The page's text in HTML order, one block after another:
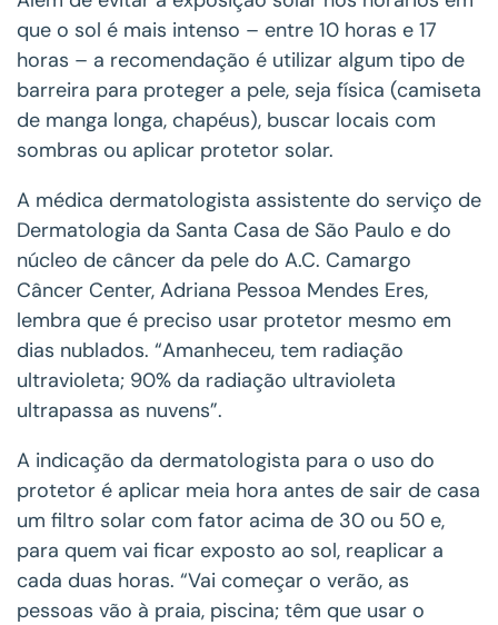
que o sol é mais intenso – entre 10 horas e 17
horas – a recomendação é utilizar algum tipo de
barreira para proteger a pele, seja física (camiseta
de manga longa, chapéus), buscar locais com
sombras ou aplicar protetor solar.
A médica dermatologista assistente do serviço de
Dermatologia da Santa Casa de São Paulo e do
núcleo de câncer da pele do A.C. Camargo
Câncer Center, Adriana Pessoa Mendes Eres,
lembra que é preciso usar protetor mesmo em
dias nublados. “Amanheceu, tem radiação
ultravioleta; 90% da radiação ultravioleta
ultrapassa as nuvens”.
A indicação da dermatologista para o uso do
protetor é aplicar meia hora antes de sair de casa
um filtro solar com fator acima de 30 ou 50 e,
para quem vai ficar exposto ao sol, reaplicar a
cada duas horas. “Vai começar o verão, as
pessoas vão à praia, piscina; têm que usar o